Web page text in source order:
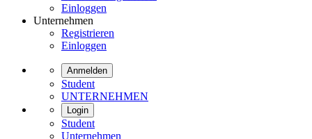
Einloggen
Unternehmen
Registrieren
Einloggen
Anmelden
Student
UNTERNEHMEN
Login
Student
Unternehmen